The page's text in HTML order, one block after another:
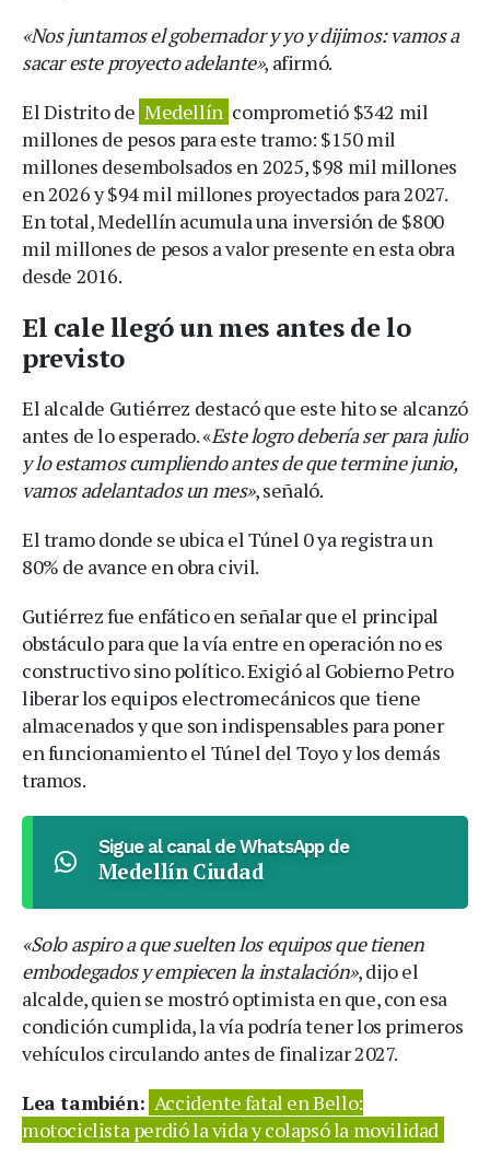
«Nos juntamos el gobernador y yo y dijimos: vamos a
sacar este proyecto adelante», afirmó.
El Distrito de Medellín comprometió $342 mil
millones de pesos para este tramo: $150 mil
millones desembolsados en 2025, $98 mil millones
en 2026 y $94 mil millones proyectados para 2027.
En total, Medellín acumula una inversión de $800
mil millones de pesos a valor presente en esta obra
desde 2016.
El cale llegó un mes antes de lo
previsto
El alcalde Gutiérrez destacó que este hito se alcanzó
antes de lo esperado. «Este logro debería ser para julio
y lo estamos cumpliendo antes de que termine junio,
vamos adelantados un mes», señaló.
El tramo donde se ubica el Túnel 0 ya registra un
80% de avance en obra civil.
Gutiérrez fue enfático en señalar que el principal
obstáculo para que la vía entre en operación no es
constructivo sino político. Exigió al Gobierno Petro
liberar los equipos electromecánicos que tiene
almacenados y que son indispensables para poner
en funcionamiento el Túnel del Toyo y los demás
tramos.
Sigue al canal de WhatsApp de
Medellín Ciudad
«Solo aspiro a que suelten los equipos que tienen
embodegados y empiecen la instalación», dijo el
alcalde, quien se mostró optimista en que, con esa
condición cumplida, la vía podría tener los primeros
vehículos circulando antes de finalizar 2027.
Lea también: Accidente fatal en Bello:
motociclista perdió la vida y colapsó la movilidad